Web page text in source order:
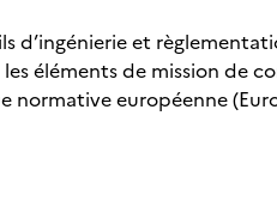
d’ingénierie et
éléments de mission de
européenne